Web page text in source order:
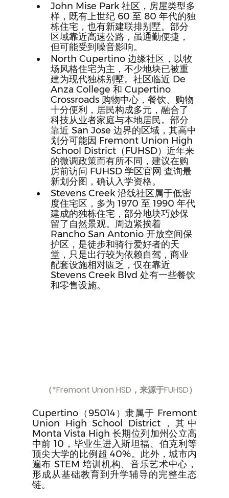
John Mise Park 社区，房屋类型多
样，既有上世纪 60 至 80 年代的独
栋住宅，也有新建联排别墅。部分
区域靠近高速公路，虽通勤便捷，
但可能受到噪音影响。
North Cupertino 边缘社区，以牧
场风格住宅为主，不少地块已被重
建为现代独栋别墅。社区临近 De
Anza College 和 Cupertino
Crossroads 购物中心，餐饮、购物
十分便利，居民构成多元，融合了
科技从业者家庭与本地居民。部分
靠近 San Jose 边界的区域，其高中
划分可能因 Fremont Union High
School District（FUHSD）近年来
的微调政策而有所不同，建议在购
房前访问 FUHSD 学区官网 查询最
新划分图，确认入学资格。
Stevens Creek 沿线社区属于低密
度住宅区，多为 1970 至 1990 年代
建成的独栋住宅，部分地块巧妙保
留了自然景观。周边紧挨着
Rancho San Antonio 开放空间保
护区，是徒步和骑行爱好者的天
堂，只是出行较为依赖自驾，商业
配套设施相对匮乏，仅在靠近
Stevens Creek Blvd 处有一些餐饮
和零售设施。
（*Fremont Union HSD，来源于FUHSD）
Cupertino（95014）隶属于 Fremont
Union High School District，其中
Monta Vista High 长期位列加州公立高
中前 10，毕业生进入斯坦福、伯克利等
顶尖大学的比例超 40%。此外，城市内
遍布 STEM 培训机构、音乐艺术中心，
形成从基础教育到升学辅导的完整生态
链。